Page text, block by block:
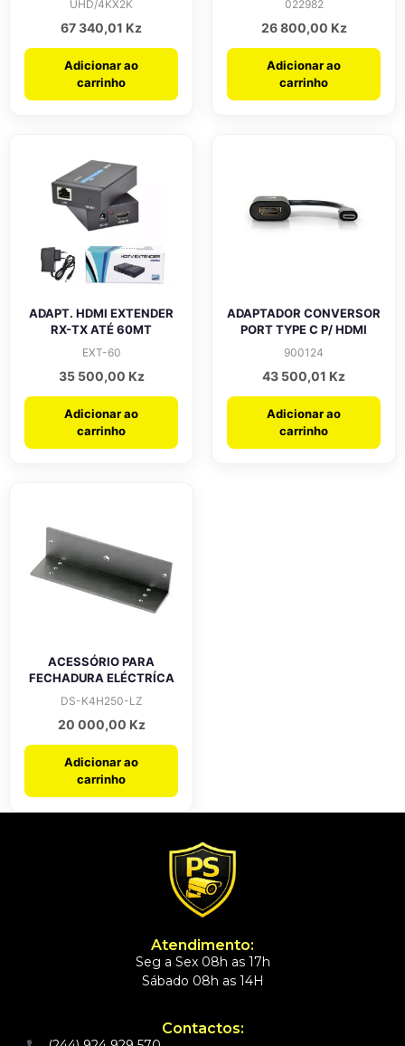
UHD/4KX2K
67 340,01 Kz
Adicionar ao
carrinho
022982
26 800,00 Kz
Adicionar ao
carrinho
ADAPT. HDMI EXTENDER
RX-TX ATÉ 60MT
EXT-60
35 500,00 Kz
Adicionar ao
carrinho
ADAPTADOR CONVERSOR
PORT TYPE C P/ HDMI
900124
43 500,01 Kz
Adicionar ao
carrinho
ACESSÓRIO PARA
FECHADURA ELÉCTRÍCA
DS-K4H250-LZ
20 000,00 Kz
Adicionar ao
carrinho
Atendimento:
Seg a Sex 08h as 17h
Sábado 08h as 14H
Contactos: